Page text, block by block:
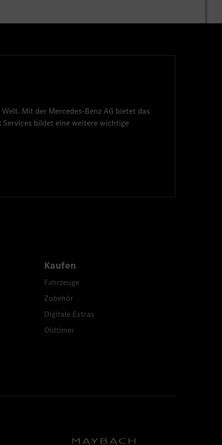
Mit der Mercedes-Benz AG bietet das
Services bildet eine weitere wichtige
Kaufen
Fahrzeuge
Zubehör
Digitale Extras
Oldtimer